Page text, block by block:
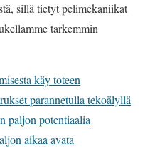
sillä tietyt pelimekaniikat
tarkemmin
käy toteen
parannetulla tekoälyllä
paljon potentiaalia
aikaa avata